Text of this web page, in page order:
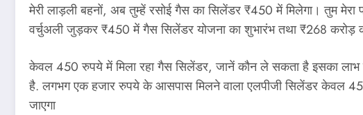
मेरी लाड़ली बहनों, अब तुम्हें रसोई गैस का सिलेंडर ₹450 में मिलेगा। तुम
वर्चुअली जुड़कर ₹450 में गैस सिलेंडर योजना का शुभारंभ तथा ₹268 करोड़
केवल 450 रुपये में मिला रहा गैस सिलेंडर, जानें कौन ले सकता है इसका लाभ
है. लगभग एक हजार रुपये के आसपास मिलने वाला एलपीजी सिलेंडर केवल 450
जाएगा